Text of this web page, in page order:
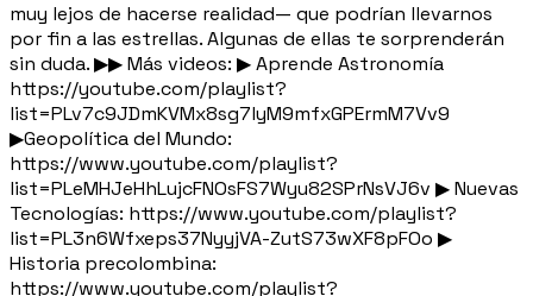
muy lejos de hacerse realidad— que podrían llevarnos
por fin a las estrellas. Algunas de ellas te sorprenderán
sin duda. ▶▶ Más videos: ▶ Aprende Astronomía
https://youtube.com/playlist?
list=PLv7c9JDmKVMx8sg7lyM9mfxGPErmM7Vv9
▶Geopolítica del Mundo:
https://www.youtube.com/playlist?
list=PLeMHJeHhLujcFNOsFS7Wyu82SPrNsVJ6v ▶ Nuevas
Tecnologías: https://www.youtube.com/playlist?
list=PL3n6Wfxeps37NyyjVA-ZutS73wXF8pFOo ▶
Historia precolombina:
https://www.youtube.com/playlist?